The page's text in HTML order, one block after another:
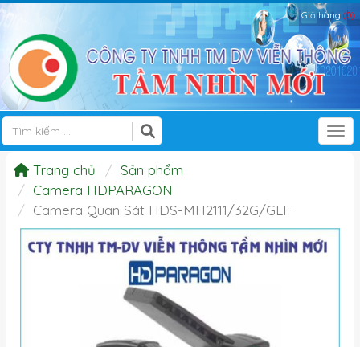
Giỏ hàng (0)
Trang chủ
Sản phẩm
Camera HDPARAGON
Camera Quan Sát HDS-MH2111/32G/GLF